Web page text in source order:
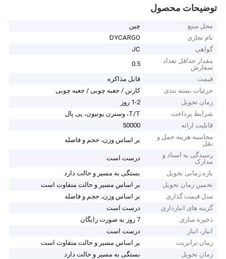
توضیحات محصول
محل منبع
چین
نام تجاری
DYCARGO
گواهی
JC
مقدار حداقل تعداد
سفارش
0.5
قیمت
قابل مذاکره
جزئیات بسته بندی
کارتن / جعبه چوبی / جعبه چوبی
زمان تحویل
1-2 روز
شرایط پرداخت
T/T، وسترن یونیون، پی پال
قابلیت ارائه
50000
محاسبه هزینه حمل و
نقل
بر اساس وزن، حجم و فاصله
رسیدگی به اسناد و
مدارک
درست است
بازه زمانی تحویل
بستگی به مسیر و حالت دارد
تخمین زمان تحویل
بر اساس مسیر و حالت متفاوت است
مدل قیمت گذاری
بر اساس وزن، حجم و فاصله
گزینه های انبارداری
درست است
ذخیره سازی
7 روز به صورت رایگان
انبار، انبار
درست است
زمان ترانزیت
بر اساس مسیر و حالت متفاوت است
زمان تحویل
بستگی به مسیر و حالت دارد